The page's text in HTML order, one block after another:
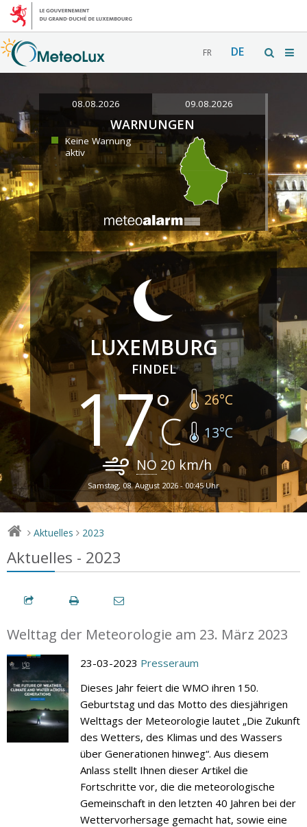
FR DE
08.08.2026 09.08.2026
WARNUNGEN
Keine Warnung
aktiv
LUXEMBURG
FINDEL
17 26°C
13°C
NO 20 km/h
Samstag, 08. August 2026 - 00:45 Uhr
> Aktuelles > 2023
Aktuelles - 2023
Welttag der Meteorologie am 23. März 2023
23-03-2023 Presseraum
Dieses Jahr feiert die WMO ihren 150.
Geburtstag und das Motto des diesjährigen
Welttags der Meteorologie lautet „Die Zukunft
des Wetters, des Klimas und des Wassers
über Generationen hinweg“. Aus diesem
Anlass stellt Ihnen dieser Artikel die
Fortschritte vor, die die meteorologische
Gemeinschaft in den letzten 40 Jahren bei der
Wettervorhersage gemacht hat, sowie eine